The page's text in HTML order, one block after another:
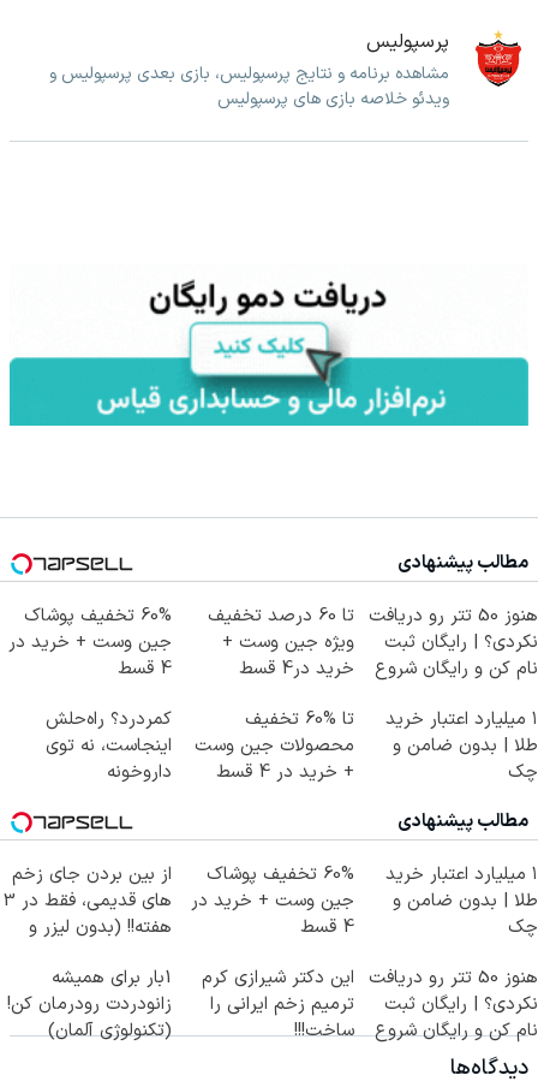
پرسپولیس
مشاهده برنامه و نتایج پرسپولیس، بازی بعدی پرسپولیس و
ویدئو خلاصه بازی های پرسپولیس
مطالب پیشنهادی
هنوز 50 تتر رو دریافت
نکردی؟ | رایگان ثبت
نام کن و رایگان شروع
تا 60 درصد تخفیف
ویژه جین وست +
خرید در4 قسط
60% تخفیف پوشاک
جین وست + خرید در
4 قسط
۱ میلیارد اعتبار خرید
طلا | بدون ضامن و
چک
تا %60 تخفیف
محصولات جین وست
+ خرید در 4 قسط
کمردرد؟ راه‌حلش
اینجاست، نه توی
داروخونه
مطالب پیشنهادی
۱ میلیارد اعتبار خرید
طلا | بدون ضامن و
چک
60% تخفیف پوشاک
جین وست + خرید در
4 قسط
از بین بردن جای زخم
های قدیمی، فقط در 3
هفته!! (بدون لیزر و
هنوز 50 تتر رو دریافت
نکردی؟ | رایگان ثبت
نام کن و رایگان شروع
کن!
این دکتر شیرازی کرم
ترمیم زخم ایرانی را
ساخت!!!
1بار برای همیشه
زانودردت رودرمان کن!
(تکنولوژی آلمان)
دیدگاه‌ها